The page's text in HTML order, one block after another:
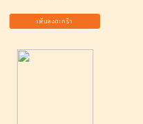
เพิ่มลงตะกร้า